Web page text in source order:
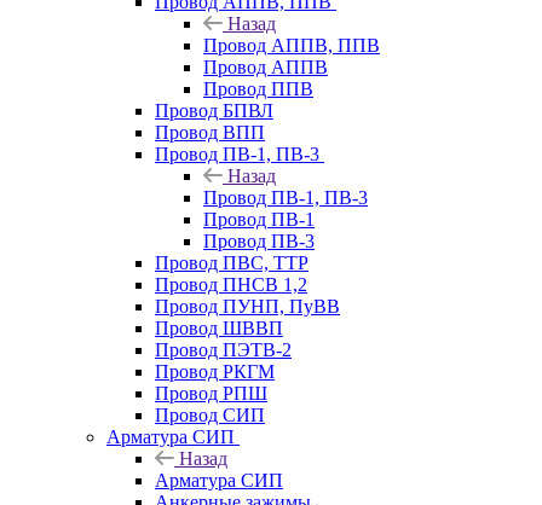
Назад
Провод АППВ, ППВ
Провод АППВ
Провод ППВ
Провод БПВЛ
Провод ВПП
Провод ПВ-1, ПВ-3
Назад
Провод ПВ-1, ПВ-3
Провод ПВ-1
Провод ПВ-3
Провод ПВС, ТТР
Провод ПНСВ 1,2
Провод ПУНП, ПуВВ
Провод ШВВП
Провод ПЭТВ-2
Провод РКГМ
Провод РПШ
Провод СИП
Арматура СИП
Назад
Арматура СИП